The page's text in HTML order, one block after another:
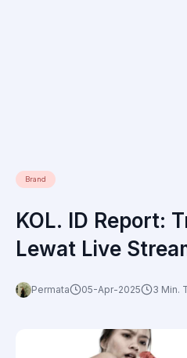
Brand
KOL. ID Report:
Lewat Live
Terus Meningkat,
Harus
Permata 05-Apr-2025 3 Min.